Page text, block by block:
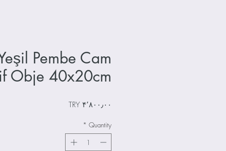
Pembe Cam
Obje 40x20cm
‎TRY ۴٬۸۰۰٫۰۰Price
Quantity
*